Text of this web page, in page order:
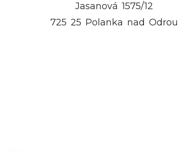
Jasanová 1575/12
725 25 Polanka nad Odrou